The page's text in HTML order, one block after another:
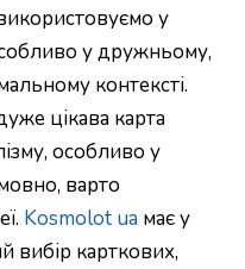
у
у дружньому,
контексті.
цікава карта
особливо у
варто
Kosmolot ua має у
вибір карткових,